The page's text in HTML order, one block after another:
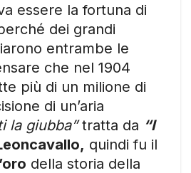
essere la fortuna di
dei grandi
entrambe le
che nel 1904
più di un milione di
di un’aria
la giubba”tratta da “I
quindi fu il
della storia della